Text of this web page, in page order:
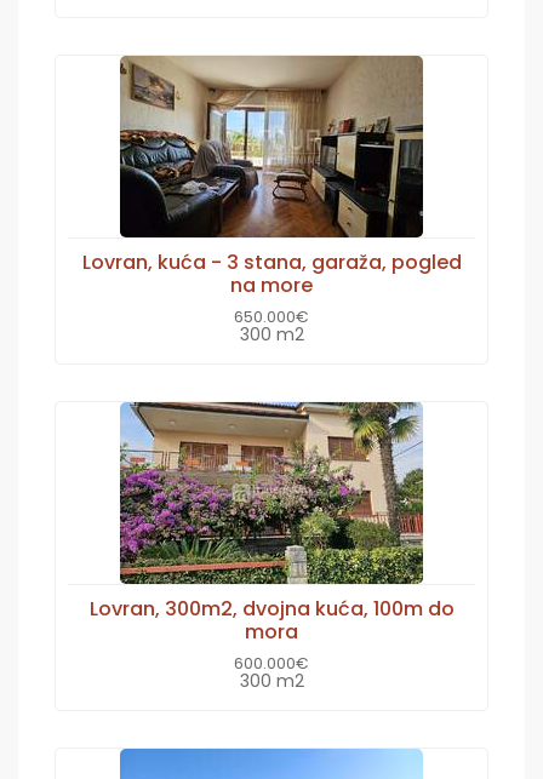
Lovran, kuća - 3 stana, garaža, pogled
na more
650.000€
300 m2
Lovran, 300m2, dvojna kuća, 100m do
mora
600.000€
300 m2